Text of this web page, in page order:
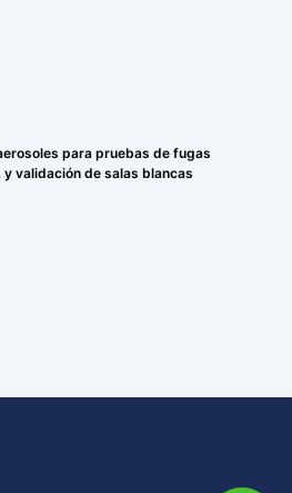
para pruebas de fugas
y validación de salas blancas